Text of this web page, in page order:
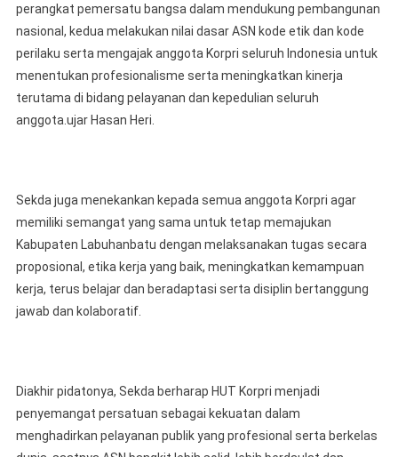
perangkat pemersatu bangsa dalam mendukung pembangunan
nasional, kedua melakukan nilai dasar ASN kode etik dan kode
perilaku serta mengajak anggota Korpri seluruh Indonesia untuk
menentukan profesionalisme serta meningkatkan kinerja
terutama di bidang pelayanan dan kepedulian seluruh
anggota.ujar Hasan Heri.
Sekda juga menekankan kepada semua anggota Korpri agar
memiliki semangat yang sama untuk tetap memajukan
Kabupaten Labuhanbatu dengan melaksanakan tugas secara
proposional, etika kerja yang baik, meningkatkan kemampuan
kerja, terus belajar dan beradaptasi serta disiplin bertanggung
jawab dan kolaboratif.
Diakhir pidatonya, Sekda berharap HUT Korpri menjadi
penyemangat persatuan sebagai kekuatan dalam
menghadirkan pelayanan publik yang profesional serta berkelas